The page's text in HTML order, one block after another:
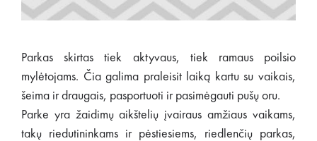
Parkas skirtas tiek aktyvaus, tiek ramaus poilsio
mylėtojams. Čia galima praleisit laiką kartu su vaikais,
šeima ir draugais, pasportuoti ir pasimėgauti pušų oru.
Parke yra žaidimų aikštelių įvairaus amžiaus vaikams,
takų riedutininkams ir pėstiesiems, riedlenčių parkas,